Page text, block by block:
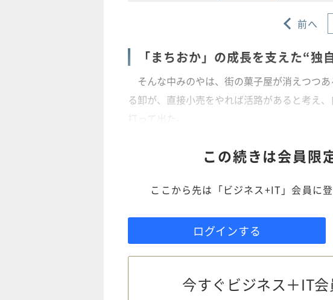
前へ
「まちおか」の成長を支えた“独
そんな中みのやは、街の菓子屋が消えつつ
る卸が、直接小売をやれば活路があると考え
この続きは会員限
ここから先は「ビジネス+IT」会員に
ログインする
今すぐビジネス＋IT会